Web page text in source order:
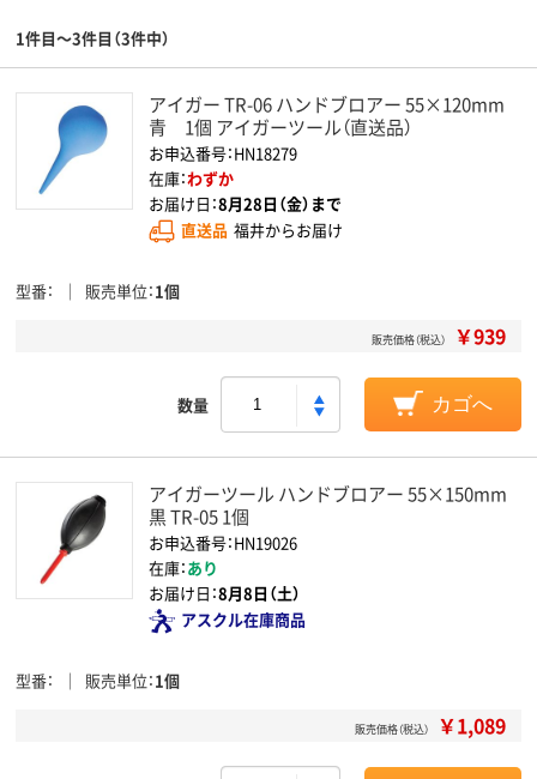
1件目～3件目（3件中）
アイガー TR-06 ハンドブロアー 55×120mm
青 1個 アイガーツール（直送品）
お申込番号：HN18279
在庫：わずか
お届け日：8月28日（金）まで
直送品 福井からお届け
型番 販売単位 1個
販売価格（税込） ￥939
数量 カゴへ
アイガーツール ハンドブロアー 55×150mm
黒 TR-05 1個
お申込番号：HN19026
在庫：あり
お届け日：8月8日（土）
アスクル在庫商品
型番 販売単位 1個
販売価格（税込） ￥1,089